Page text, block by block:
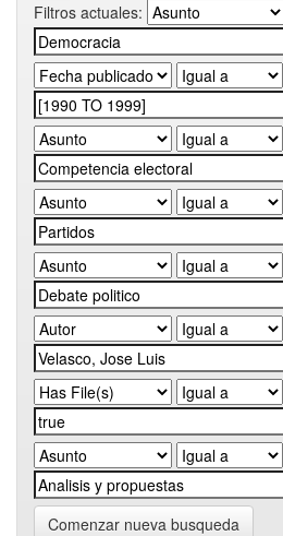
Filtros actuales:
Comenzar nueva busqueda